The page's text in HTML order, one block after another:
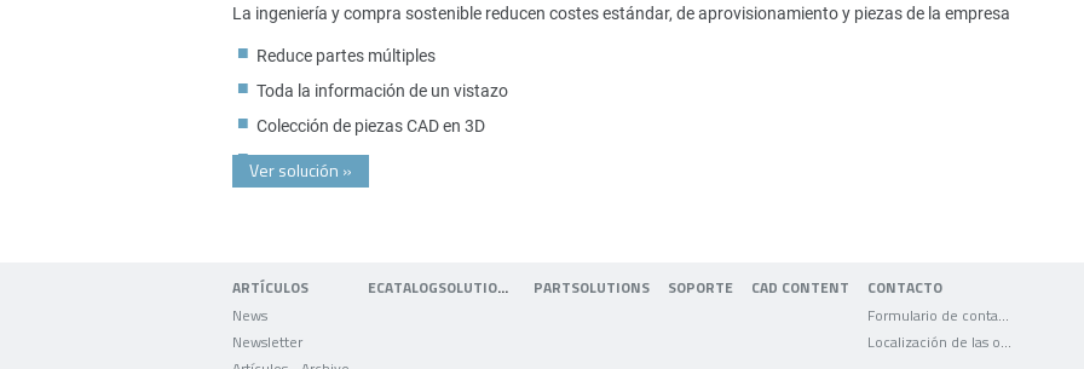
La ingeniería y compra sostenible reducen costes estándar, de aprovisionamiento y piezas de la empresa
Reduce partes múltiples
Toda la información de un vistazo
Colección de piezas CAD en 3D
Ver solución »
ARTÍCULOS
News
Newsletter
ECATALOGSOLUTIONS PARTSOLUTIONS SOPORTE CAD CONTENT CONTACTO